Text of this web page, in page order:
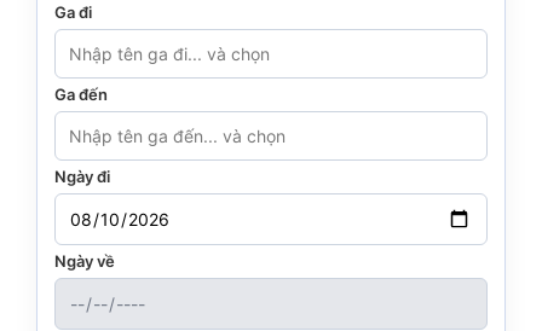
Ga đi
Ga đến
Ngày đi
Ngày về